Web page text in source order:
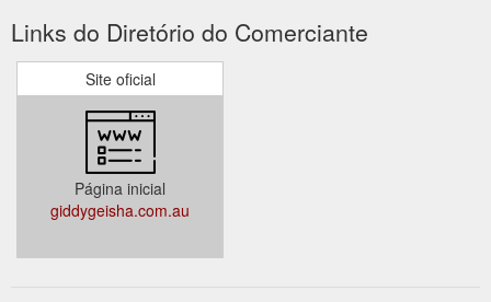
Links do Diretório do Comerciante
Site oficial
Página inicial
giddygeisha.com.au